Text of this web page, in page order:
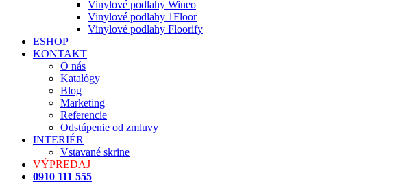
Vinylové podlahy Wineo
Vinylové podlahy 1Floor
Vinylové podlahy Floorify
ESHOP
KONTAKT
O nás
Katalógy
Blog
Marketing
Referencie
Odstúpenie od zmluvy
INTERIÉR
Vstavané skrine
VÝPREDAJ
0910 111 555